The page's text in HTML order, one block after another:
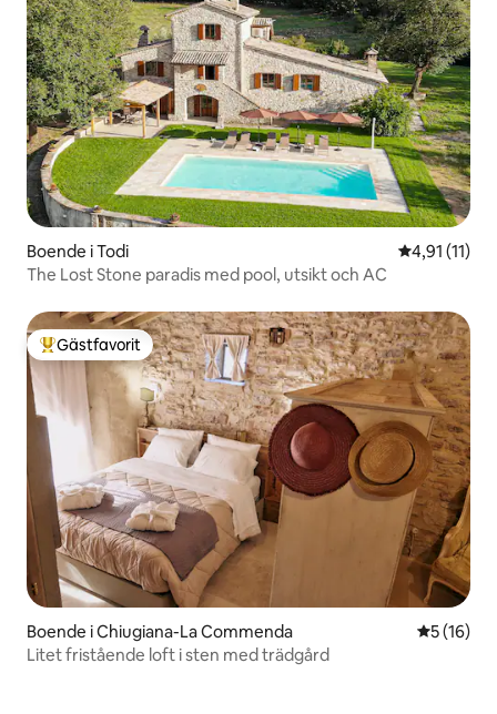
Boende i Todi 4,91 av 5 i
4,91 (11)
The Lost Stone paradis med pool, utsikt och AC
Populär gästfavorit
Gästfavorit
Boende i Chiugiana-La Commenda 5 av 5 i
5 (16)
Litet fristående loft i sten med trädgård